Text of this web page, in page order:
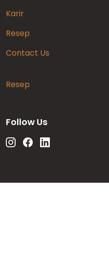
Karir
Resep
Contact Us
Resep
Follow Us